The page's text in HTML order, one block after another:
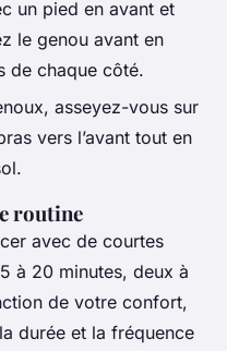
un pied en avant et
le genou avant en
de chaque côté.
asseyez-vous sur
vers l’avant tout en
routine
avec de courtes
à 20 minutes, deux à
de votre confort,
durée et la fréquence